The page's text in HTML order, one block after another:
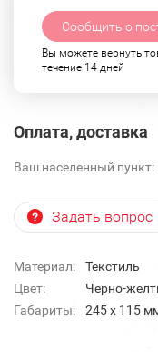
Сообщить о
Вы можете вернуть
течение 14 дней
Оплата, доставка
Ваш населенный пункт:
Задать вопрос
Материал:
Текстиль
Цвет:
Черно-
Габариты:
245 х 115